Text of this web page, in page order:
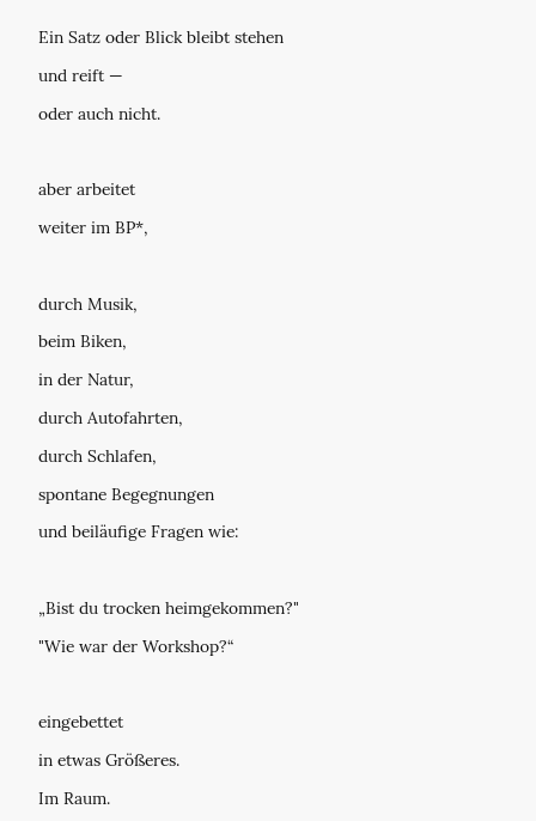
Ein Satz oder Blick bleibt stehen
und reift —
oder auch nicht.
aber arbeitet
weiter im BP*,
durch Musik,
beim Biken,
in der Natur,
durch Autofahrten,
durch Schlafen,
spontane Begegnungen
und beiläufige Fragen wie:
„Bist du trocken heimgekommen?"
"Wie war der Workshop?“
eingebettet
in etwas Größeres.
Im Raum.